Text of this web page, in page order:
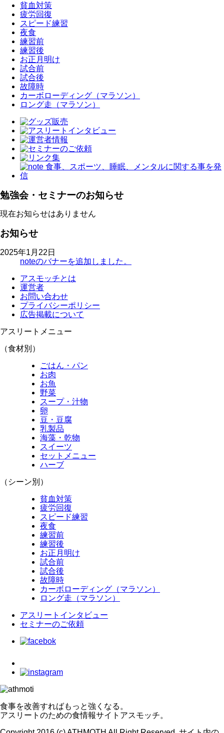
貧血対策
疲労回復
スピード練習
夜食
練習前
練習後
お正月明け
試合前
試合後
故障時
カーボローディング（マラソン）
ロング走（マラソン）
勉強会・セミナーのお知らせ
現在お知らせはありません
お知らせ
2025年1月22日
noteのバナーを追加しました。
アスモッチとは
運営者
お問い合わせ
プライバシーポリシー
広告掲載について
アスリートメニュー
（食材別）
ごはん・パン
お肉
お魚
野菜
スープ・汁物
卵
豆・豆腐
乳製品
海藻・乾物
スイーツ
セットメニュー
ハーブ
（シーン別）
貧血対策
疲労回復
スピード練習
夜食
練習前
練習後
お正月明け
試合前
試合後
故障時
カーボローディング（マラソン）
ロング走（マラソン）
アスリートインタビュー
セミナーのご依頼
食事を改善すればもっと強くなる。
アスリートのための食情報サイトアスモッチ。